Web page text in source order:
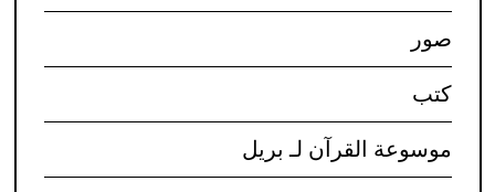
صور
كتب
موسوعة القرآن لـ بريل